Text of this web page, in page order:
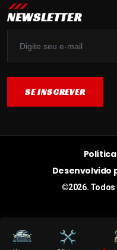
NEWSLETTER
SE INSCREVER
SE INSCREVER
©2026.
Desenvolvido